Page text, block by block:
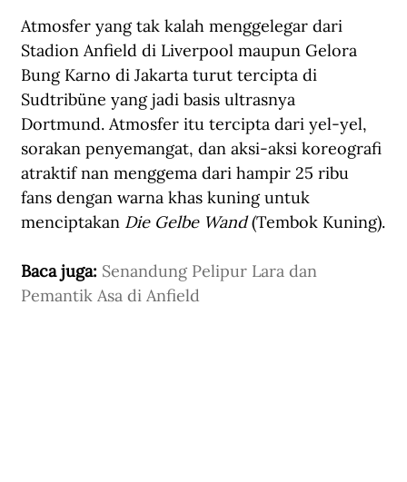
Atmosfer yang tak kalah menggelegar dari
Stadion Anfield di Liverpool maupun Gelora
Bung Karno di Jakarta turut tercipta di
Sudtribüne yang jadi basis ultrasnya
Dortmund. Atmosfer itu tercipta dari yel-yel,
sorakan penyemangat, dan aksi-aksi koreografi
atraktif nan menggema dari hampir 25 ribu
fans dengan warna khas kuning untuk
menciptakan Die Gelbe Wand (Tembok Kuning).
Baca juga: Senandung Pelipur Lara dan
Pemantik Asa di Anfield